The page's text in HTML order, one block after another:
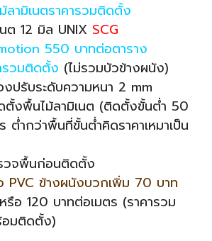
ลามิเนตราคารวมติดตั้ง
ต 12 มิล UNIX SCG
550 บาทต่อตาราง
รวมติดตั้ง (ไม่รวมบัวข้างผนัง)
ปรับระดับความหนา 2 mm
ตั้งพื้นไม้ลามิเนต (ติดตั้งขั้นต่ำ 50
ต่ำกว่าพื้นที่ขั้นต่ำคิดราคาเหมาเป็น
วจพื้นก่อนติดตั้ง
ข้างผนังบวกเพิ่ม 70 บาท
หรือ 120 บาทต่อเมตร (ราคารวม
มติดตั้ง)